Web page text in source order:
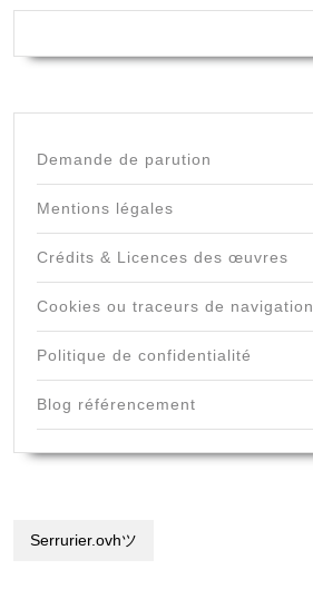
Demande de parution
Mentions légales
Crédits & Licences des œuvres
Cookies ou traceurs de navigation
Politique de confidentialité
Blog référencement
Serrurier.ovhツ